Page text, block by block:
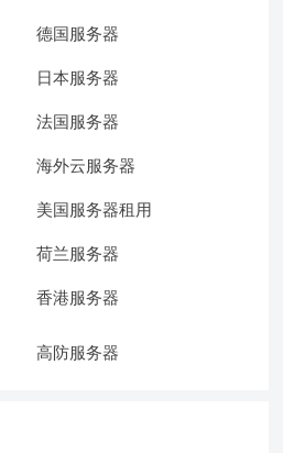
德国服务器
日本服务器
法国服务器
海外云服务器
美国服务器租用
荷兰服务器
香港服务器
高防服务器